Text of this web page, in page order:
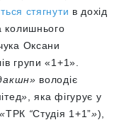
стягнути в дохід
колишнього
Оксани
групи «1+1».
володіє
» , яка фігурує у
«ТРК “Студія 1+1”»),